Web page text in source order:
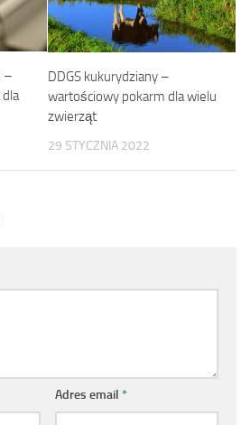
–
DDGS kukurydziany –
wartościowy pokarm dla wielu
zwierząt
29 STYCZNIA 2022
Adres email *